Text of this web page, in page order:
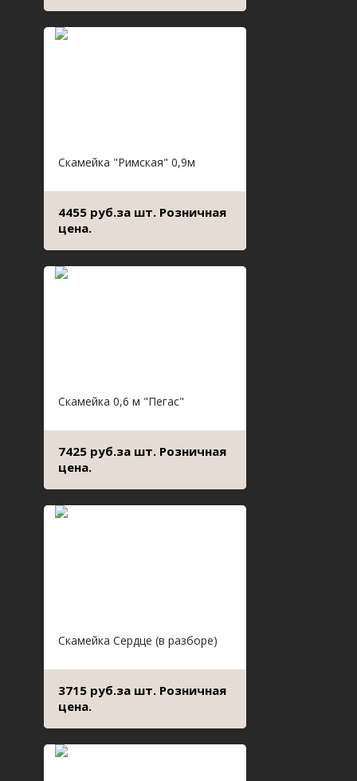
Скамейка "Римская" 0,9м
4455 руб.за шт. Розничная
цена.
Скамейка 0,6 м "Пегас"
7425 руб.за шт. Розничная
цена.
Скамейка Сердце (в разборе)
3715 руб.за шт. Розничная
цена.